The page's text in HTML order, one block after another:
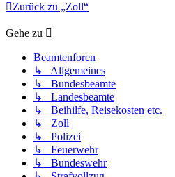
Zurück zu „Zoll“
Gehe zu
Beamtenforen
↳ Allgemeines
↳ Bundesbeamte
↳ Landesbeamte
↳ Beihilfe, Reisekosten etc.
↳ Zoll
↳ Polizei
↳ Feuerwehr
↳ Bundeswehr